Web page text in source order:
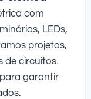
com
LEDs,
projetos,
de circuitos.
garantir